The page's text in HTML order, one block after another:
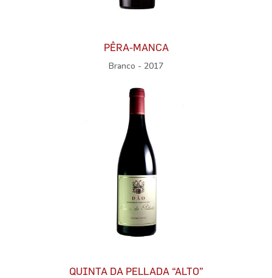
PÊRA-MANCA
Branco - 2017
QUINTA DA PELLADA “ALTO”